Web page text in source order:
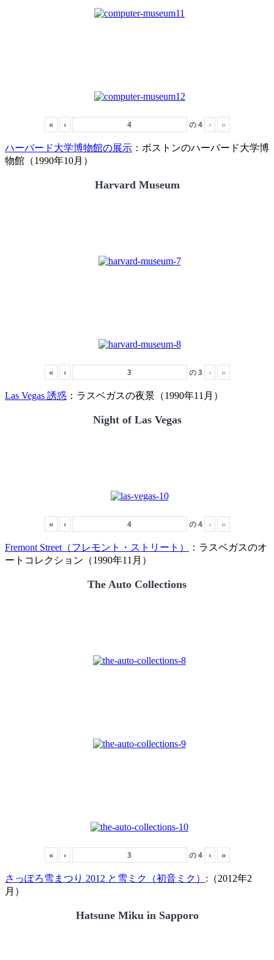
« ‹ の4 › »
ハーバード大学博物館の展示 ：ボストンのハーバード大学博
物館（1990年10月）
Harvard Museum
« ‹ の3 › »
Las Vegas 誘惑 ：ラスベガスの夜景（1990年11月）
Night of Las Vegas
« ‹ の4 › »
Fremont Street（フレモント・ストリート）
：ラスベガスのオ
ートコレクション（1990年11月）
The Auto Collections
« ‹ の4 › »
さっぽろ雪まつり 2012 と雪ミク（初音ミク） :（2012年2
月）
Hatsune Miku in Sapporo